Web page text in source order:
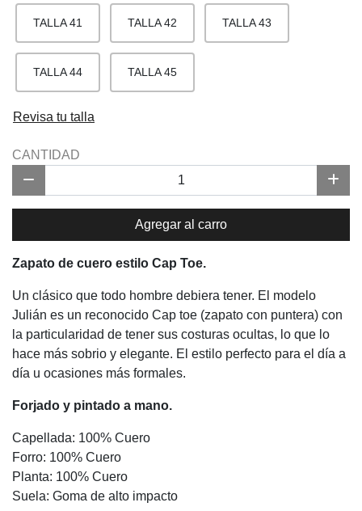
TALLA 41 TALLA 42 TALLA 43
TALLA 44 TALLA 45
Revisa tu talla
CANTIDAD
Agregar al carro
Zapato de cuero estilo Cap Toe.
Un clásico que todo hombre debiera tener. El modelo
Julián es un reconocido Cap toe (zapato con puntera) con
la particularidad de tener sus costuras ocultas, lo que lo
hace más sobrio y elegante. El estilo perfecto para el día a
día u ocasiones más formales.
Forjado y pintado a mano.
Capellada: 100% Cuero
Forro: 100% Cuero
Planta: 100% Cuero
Suela: Goma de alto impacto